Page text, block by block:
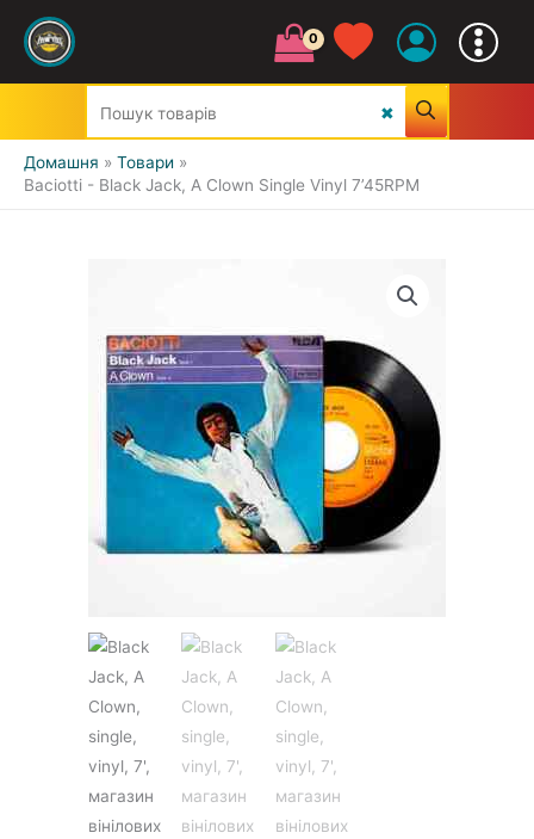
Домашня
Товари
Baciotti - Black Jack, A Clown Single Vinyl 7’45RPM
CLASSIC
POP
REGGAE